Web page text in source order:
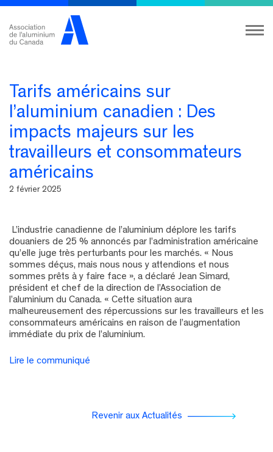
Tarifs américains sur
l’aluminium canadien : Des
impacts majeurs sur les
travailleurs et consommateurs
américains
2 février 2025
L’industrie canadienne de l’aluminium déplore les tarifs
douaniers de 25 % annoncés par l’administration américaine
qu’elle juge très perturbants pour les marchés. « Nous
sommes déçus, mais nous nous y attendions et nous
sommes prêts à y faire face », a déclaré Jean Simard,
président et chef de la direction de l’Association de
l’aluminium du Canada. « Cette situation aura
malheureusement des répercussions sur les travailleurs et les
consommateurs américains en raison de l’augmentation
immédiate du prix de l’aluminium.
Lire le communiqué
Revenir aux Actualités